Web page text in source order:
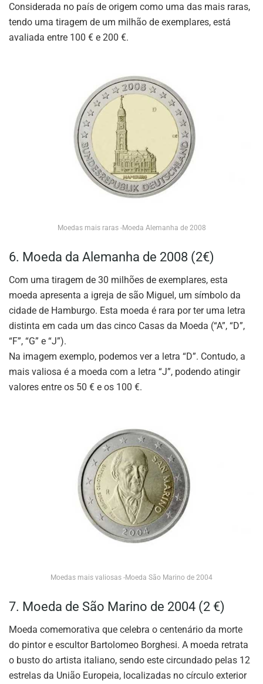
Considerada no país de origem como uma das mais raras,
tendo uma tiragem de um milhão de exemplares, está
avaliada entre 100 € e 200 €.
Moedas mais raras -Moeda Alemanha de 2008
6. Moeda da Alemanha de 2008 (2€)
Com uma tiragem de 30 milhões de exemplares, esta
moeda apresenta a igreja de são Miguel, um símbolo da
cidade de Hamburgo. Esta moeda é rara por ter uma letra
distinta em cada um das cinco Casas da Moeda (“A”, “D”,
“F”, “G” e “J”).
Na imagem exemplo, podemos ver a letra “D”. Contudo, a
mais valiosa é a moeda com a letra “J”, podendo atingir
valores entre os 50 € e os 100 €.
Moedas mais valiosas -Moeda São Marino de 2004
7. Moeda de São Marino de 2004 (2 €)
Moeda comemorativa que celebra o centenário da morte
do pintor e escultor Bartolomeo Borghesi. A moeda retrata
o busto do artista italiano, sendo este circundado pelas 12
estrelas da União Europeia, localizadas no círculo exterior